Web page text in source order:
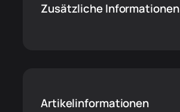
Zusätzliche Informationen
Artikelinformationen